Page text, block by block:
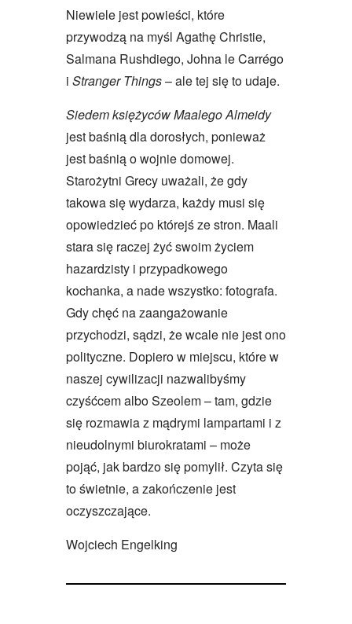
Niewiele jest powieści, które
przywodzą na myśl Agathę Christie,
Salmana Rushdiego, Johna le Carrégo
i Stranger Things– ale tej się to udaje.
Siedem księżyców Maalego Almeidy
jest baśnią dla dorosłych, ponieważ
jest baśnią o wojnie domowej.
Starożytni Grecy uważali, że gdy
takowa się wydarza, każdy musi się
opowiedzieć po którejś ze stron. Maali
stara się raczej żyć swoim życiem
hazardzisty i przypadkowego
kochanka, a nade wszystko: fotografa.
Gdy chęć na zaangażowanie
przychodzi, sądzi, że wcale nie jest ono
polityczne. Dopiero w miejscu, które w
naszej cywilizacji nazwalibyśmy
czyśćcem albo Szeolem – tam, gdzie
się rozmawia z mądrymi lampartami i z
nieudolnymi biurokratami – może
pojąć, jak bardzo się pomylił. Czyta się
to świetnie, a zakończenie jest
oczyszczające.
Wojciech Engelking